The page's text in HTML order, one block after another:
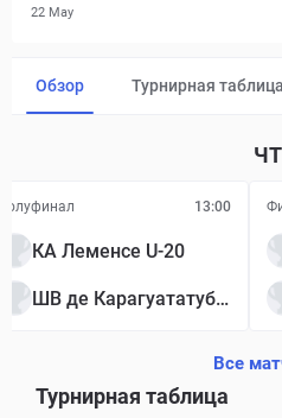
22 May
Обзор Турнирная таблица
13:00
КА Леменсе U-20
ШВ де Карагуататуба U-20
ЧТ
Все
Турнирная таблица